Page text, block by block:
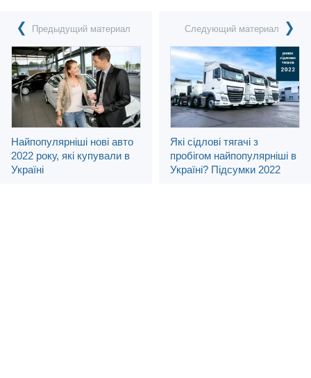
Предыдущий материал
Найпопулярніші нові авто
2022 року, які купували в
Україні
Следующий материал
Які сідлові тягачі з
пробігом найпопулярніші в
Україні? Підсумки 2022